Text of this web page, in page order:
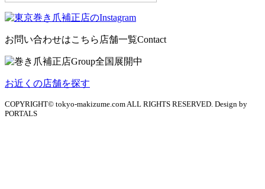
お問い合わせはこちら 店舗一覧Contact
お近くの店舗を探す
COPYRIGHT© tokyo-makizume.com ALL RIGHTS RESERVED. Design by
PORTALS